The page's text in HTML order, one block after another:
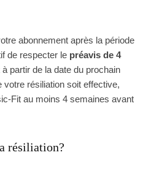
abonnement après la période
de respecter le préavis de 4
partir de la date du prochain
votre résiliation soit effective,
Fit au moins 4 semaines avant
résiliation?